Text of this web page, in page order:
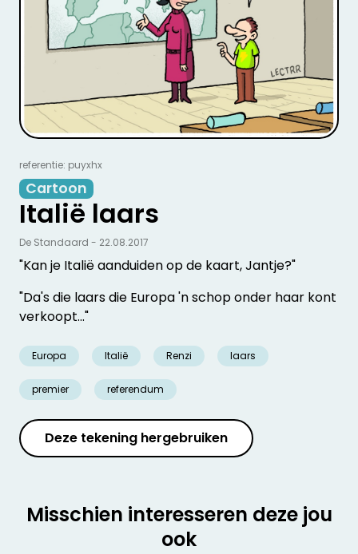
referentie: puyxhx
Cartoon
Italië laars
"Kan je Italië aanduiden op de kaart, Jantje?"
"Da's die laars die Europa 'n schop onder haar kont
verkoopt..."
Europa Italië Renzi laars
premier referendum
De Standaard - 22.08.2017
Deze tekening hergebruiken
Misschien interesseren deze jou
ook